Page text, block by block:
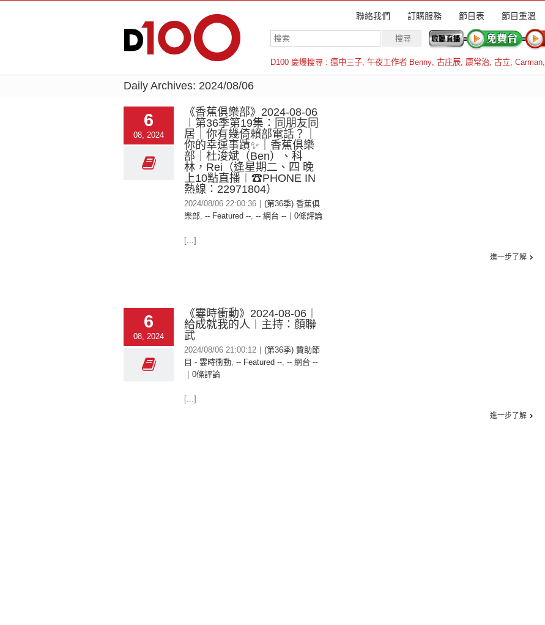
聯絡我們 訂購服務 節目表 節目重溫
D100 慶爆搜尋 : 瘋中三子, 午夜工作者 Benny, 古庄辰, 康常治, 古立, Carman,
羅倫斯
Daily Archives: 2024/08/06
6
08, 2024
《香蕉俱樂部》2024-08-06
︱第36季第19集：同朋友同
居｜你有幾倚賴部電話？｜
你的幸運事蹟✨｜香蕉俱樂
部｜杜浚斌（Ben）、科
林，Rei（逢星期二、四 晚
上10點直播︱☎PHONE IN
熱線：22971804）
2024/08/06 22:00:36
(第36季) 香蕉俱
樂部, -- Featured --, -- 網台 -- 0條評論
[...]
進一步了解
6
08, 2024
《霎時衝動》2024-08-06︱
給成就我的人︱主持：顏聯
武
2024/08/06 21:00:12
(第36季) 贊助節
目 - 霎時衝動, -- Featured --, -- 網台 --
0條評論
[...]
進一步了解